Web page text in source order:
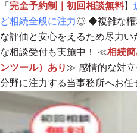
「 完全予約制｜初回相談無料】
ど相続全般に注力◎ ◆複雑な
な評価と安心をえるため尽力い
な相談受付も実施中！ ≪相続
ンツール）あり≫ 感情的な対立
分野に注力する当事務所へお任